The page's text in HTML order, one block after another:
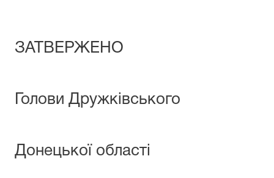
ЗАТВЕРЖЕНО
Голови Дружківського
Донецької області